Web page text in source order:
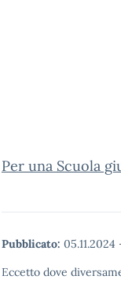
Per una Scuola
Pubblicato: 05.11.2024
Eccetto dove